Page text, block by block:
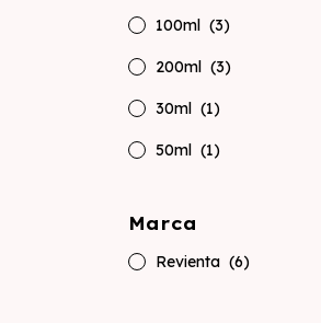
100ml (3)
200ml (3)
30ml (1)
50ml (1)
Marca
Revienta (6)